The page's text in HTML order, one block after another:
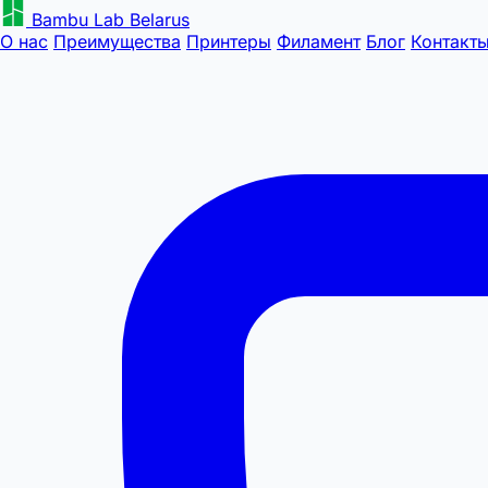
Bambu Lab Belarus
О нас Преимущества Принтеры Филамент Блог